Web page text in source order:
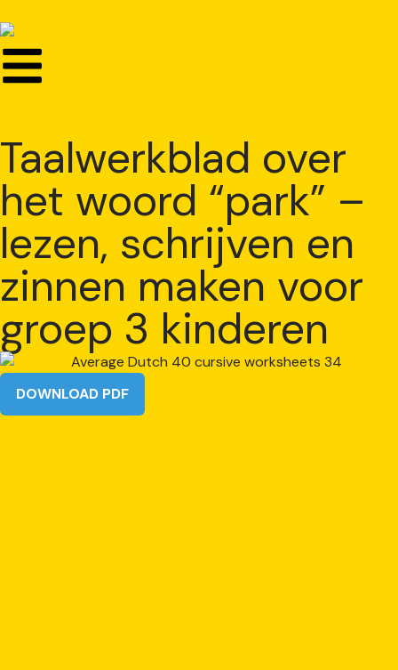
Taalwerkblad over
het woord “park” –
lezen, schrijven en
zinnen maken voor
groep 3 kinderen
DOWNLOAD PDF